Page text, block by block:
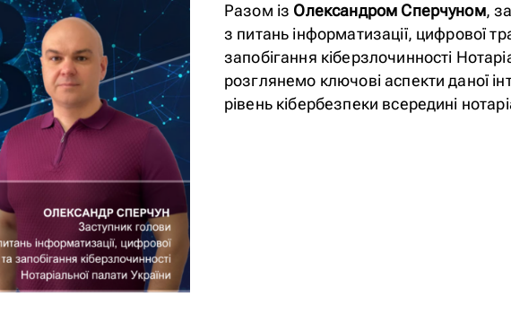
Разом із Олександром Сперчуном,
з питань інформатизації, цифрової
запобігання кіберзлочинності
розглянемо ключові аспекти даної
рівень кібербезпеки всередині